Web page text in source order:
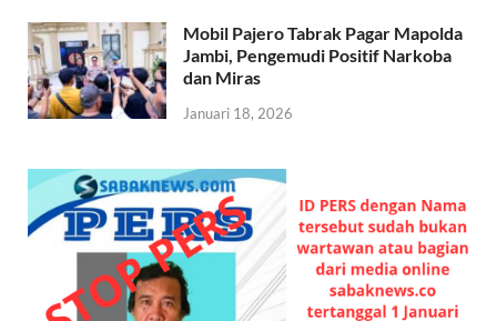
Mobil Pajero Tabrak Pagar Mapolda
Jambi, Pengemudi Positif Narkoba
dan Miras
Januari 18, 2026